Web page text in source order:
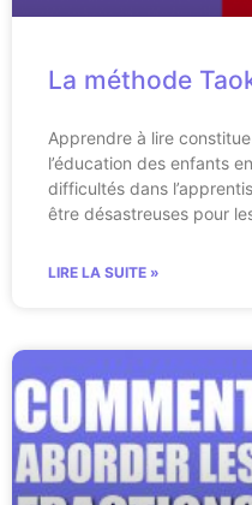
La méthode
Apprendre à lire
l’éducation des enfants
difficultés dans
être désastreuses pour
LIRE LA SUITE »